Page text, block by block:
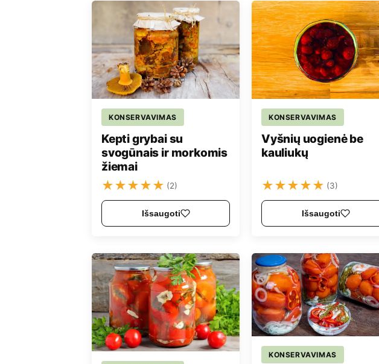
KONSERVAVIMAS
Kepti grybai su
svogūnais ir morkomis
žiemai
★★★★★ (2)
Išsaugoti
KONSERVAVIMAS
Vyšnių uogienė be
kauliukų
★★★★★ (3)
Išsaugoti
KONSERVAVIMAS